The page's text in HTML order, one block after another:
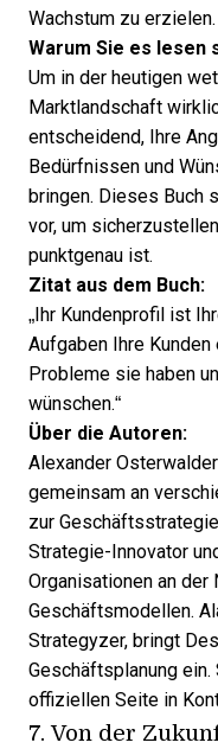
Wachstum zu erzielen.
Warum Sie es lesen
Um in der heutigen
Marktlandschaft
entscheidend, Ihre
Bedürfnissen und
bringen. Dieses Buch
vor, um
punktgenau ist.
Zitat aus dem Buch:
„Ihr Kundenprofil ist
Aufgaben Ihre
Probleme sie haben
wünschen.“
Über die Autoren:
Alexander
gemeinsam an
zur
Strategie-Innovator
Organisationen an der
Geschäftsmodellen.
Strategyzer, bringt
Geschäftsplanung ein.
offiziellen Seite in
7.Von der